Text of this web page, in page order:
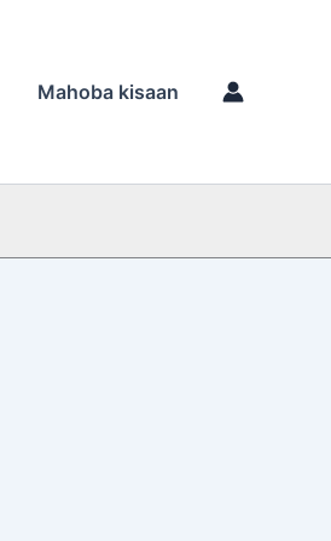
Mahoba kisaan